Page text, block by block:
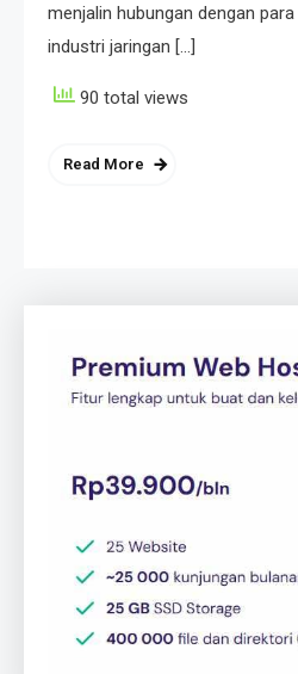
menjalin hubungan dengan
industri jaringan […]
90 total views
Read More